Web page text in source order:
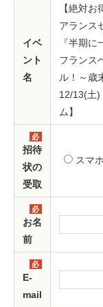
イベ
ント
名
【絶対
アランス
『半期に
フランス
ル！～歳
12/13(土
ム】
必
須
招待
状の
受取
スマホ
必
須
お名
前
必
E-
mail